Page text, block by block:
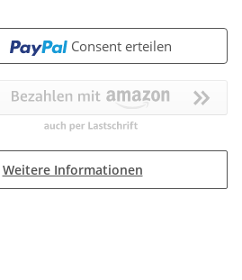
Consent erteilen
Weitere Informationen